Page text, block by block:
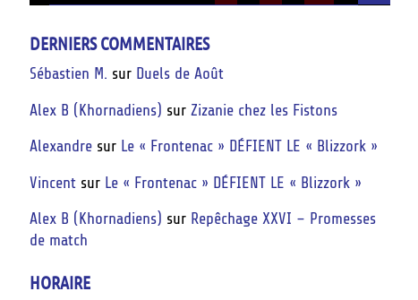
DERNIERS COMMENTAIRES
Sébastien M. sur Duels de Août
Alex B (Khornadiens) surZizanie chez les Fistons
Alexandre sur Le « Frontenac » DÉFIENT LE « Blizzork »
Vincent sur Le « Frontenac » DÉFIENT LE « Blizzork »
Alex B (Khornadiens) sur Repêchage XXVI – Promesses
de match
HORAIRE